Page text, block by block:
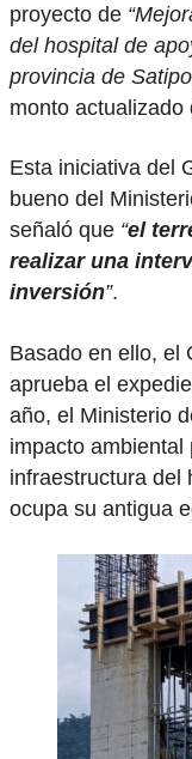
proyecto de
del hospital de
provincia de
monto actualizado
Esta iniciativa del
bueno del
señaló que “el
realizar una
inversión”.
Basado en ello, el
aprueba el
año, el Ministerio
impacto
infraestructura del
ocupa su antigua